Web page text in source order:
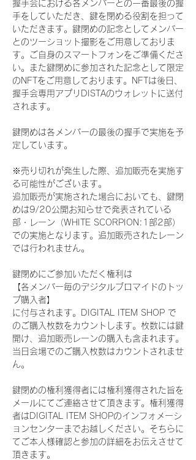
握手会における各メンバーとの一番最後の握
手をしていただき、鍵を閉める役割を担って
いただきます。鍵閉めの記念としてメンバー
とのツーショット撮影をご用意しておりま
す。ご自身のスマートフォンをご準備くださ
い。また鍵閉めに参加された記念として限定
のNFTをご用意しております。NFTは後日、
握手会専用アプリDISTAのウォレットに送付
されます。
鍵閉めは各メンバーの最後の握手で実施を予
定しています。
※売り切れが発生した際、追加販売を実施す
る可能性がございます。
追加販売が実施された場合においても、鍵閉
めは9/20公開お知らせで発表されている
部・レーン（WHITE SCORPION:1部2部）
での実施となります。追加販売されたレーン
では行われません。
鍵閉めにご参加いただく権利は
【各メンバー毎のデジタルブロマイドのトッ
プ購入者】
に付与されます。DIGITAL ITEM SHOP で
のご購入枚数をカウントします。枚数には鍵
開け、追加販売レーンの購入も含まれます。
当日会場でのご購入枚数はカウントされませ
ん。
鍵閉めの権利獲得者には権利獲得された旨を
メールにてご連絡させて頂きます。権利獲得
者はDIGITAL ITEM SHOPのインフォメーシ
ョンセンターまでお越しください。そちらに
てご本人様確認と参加の詳細をお伝えさせて
頂きます。